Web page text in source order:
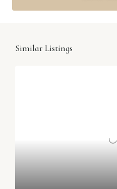
Similar Listings